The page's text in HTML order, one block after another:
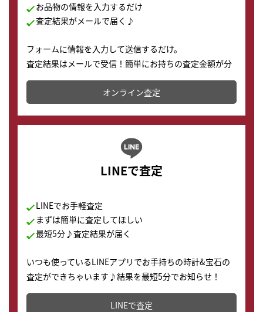
お品物の情報を入力するだけ
査定結果がメールで届く♪
フォームに情報を入力して送信するだけ。
査定結果はメールで受信！簡単にお持ちの査定金額が分
かります。
オンライン査定
LINEで査定
LINEでお手軽査定
まずは簡単に査定してほしい
最短5分♪査定結果が届く
いつも使っているLINEアプリでお手持ちの時計&宝石の
査定ができちゃいます♪結果を最短5分でお知らせ！
どこからでもすぐに査定金額を知ることが出来ます。
LINEで査定